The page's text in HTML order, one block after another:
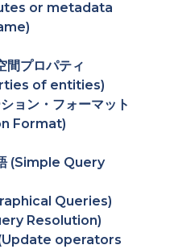
or metadata
間プロパティ
of entities)
ョン・フォーマット
Format)
(Simple Query
Queries)
Resolution)
(Update operators